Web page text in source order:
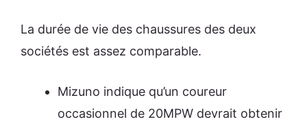
La durée de vie des chaussures des deux
sociétés est assez comparable.
Mizuno indique qu’un coureur
occasionnel de 20MPW devrait obtenir